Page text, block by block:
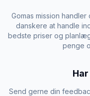
Gomas mission
danskere at handle
bedste priser og
penge
Send gerne din